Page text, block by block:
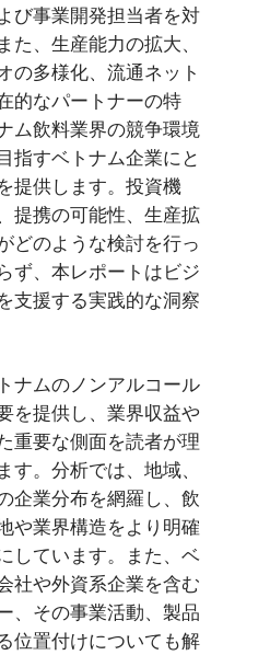
び事業開発担当者を対
た、生産能力の拡大、
の多様化、流通ネット
的なパートナーの特
ム飲料業界の競争環境
指すベトナム企業にと
提供します。投資機
提携の可能性、生産拡
どのような検討を行っ
ず、本レポートはビジ
支援する実践的な洞察
ナムのノンアルコール
を提供し、業界収益や
重要な側面を読者が理
す。分析では、地域、
企業分布を網羅し、飲
や業界構造をより明確
しています。また、ベ
社や外資系企業を含む
、その事業活動、製品
位置付けについても解